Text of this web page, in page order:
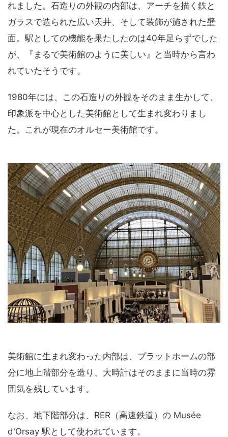
れました。石造りの外観の内部は、アーチを描く鉄と
ガラスで造られた広い天井、そして装飾が施された壁
面。駅としての機能を果たしたのは40年足らずでした
が、『まるで美術館のように美しい』と当時から言わ
れていたそうです。
1980年には、この石造りの外観をそのまま生かして、
印象派を中心とした美術館として生まれ変わりまし
た。これが現在のオルセー美術館です。
美術館に生まれ変わった内部は、プラットホームの部
分に地上階部分を造り、大時計はそのままに当時の雰
囲気を残しています。
なお、地下階部分は、RER（高速鉄道）の Musée
d'Orsay 駅として使われています。